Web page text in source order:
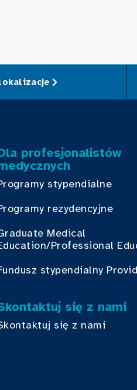
profesjonalistów
stypendialne
rezydencyjne
Medical
Professional
stypendialny
się z nami
się z nami